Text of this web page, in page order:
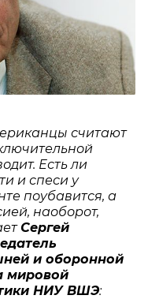
считают
Есть ли
и спеси у
поубавится, а
наоборот,
Сергей
и оборонной
мировой
НИУ ВШЭ: